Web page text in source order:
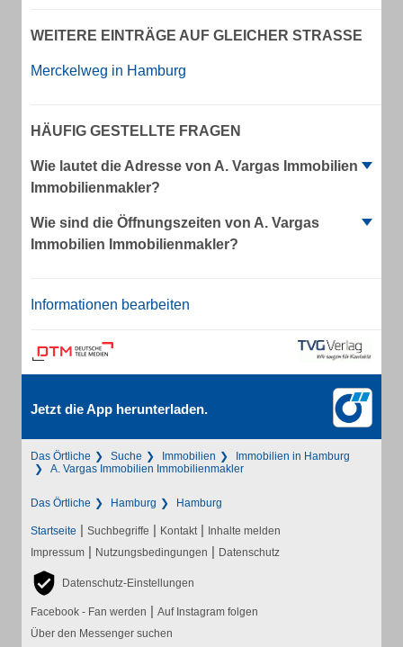
WEITERE EINTRÄGE AUF GLEICHER STRASSE
Merckelweg in Hamburg
HÄUFIG GESTELLTE FRAGEN
Wie lautet die Adresse von A. Vargas Immobilien
Immobilienmakler?
Wie sind die Öffnungszeiten von A. Vargas
Immobilien Immobilienmakler?
Informationen bearbeiten
Jetzt die App herunterladen.
Das Örtliche Suche Immobilien
Immobilien in Hamburg
A. Vargas Immobilien Immobilienmakler
Das Örtliche Hamburg Hamburg
Startseite | Suchbegriffe | Kontakt | Inhalte melden
Impressum | Nutzungsbedingungen | Datenschutz
Datenschutz-Einstellungen
Facebook - Fan werden | Auf Instagram folgen
Über den Messenger suchen